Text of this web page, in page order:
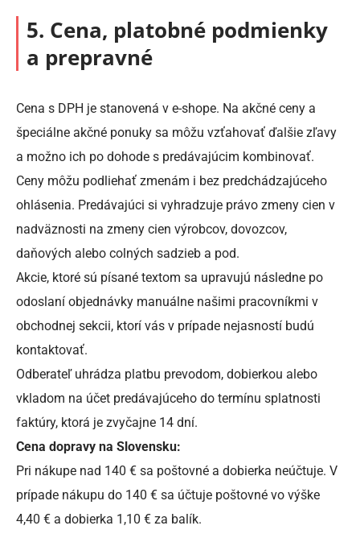
5. Cena, platobné podmienky
a prepravné
Cena s DPH je stanovená v e-shope. Na akčné ceny a
špeciálne akčné ponuky sa môžu vzťahovať ďalšie zľavy
a možno ich po dohode s predávajúcim kombinovať.
Ceny môžu podliehať zmenám i bez predchádzajúceho
ohlásenia. Predávajúci si vyhradzuje právo zmeny cien v
nadväznosti na zmeny cien výrobcov, dovozcov,
daňových alebo colných sadzieb a pod.
Akcie, ktoré sú písané textom sa upravujú následne po
odoslaní objednávky manuálne našimi pracovníkmi v
obchodnej sekcii, ktorí vás v prípade nejasností budú
kontaktovať.
Odberateľ uhrádza platbu prevodom, dobierkou alebo
vkladom na účet predávajúceho do termínu splatnosti
faktúry, ktorá je zvyčajne 14 dní.
Cena dopravy na Slovensku:
Pri nákupe nad 140 € sa poštovné a dobierka neúčtuje. V
prípade nákupu do 140 € sa účtuje poštovné vo výške
4,40 € a dobierka 1,10 € za balík.